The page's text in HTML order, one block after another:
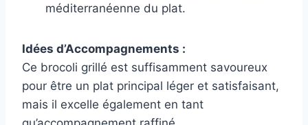
méditerranéenne du plat.
Idées d’Accompagnements :
Ce brocoli grillé est suffisamment savoureux
pour être un plat principal léger et satisfaisant,
mais il excelle également en tant